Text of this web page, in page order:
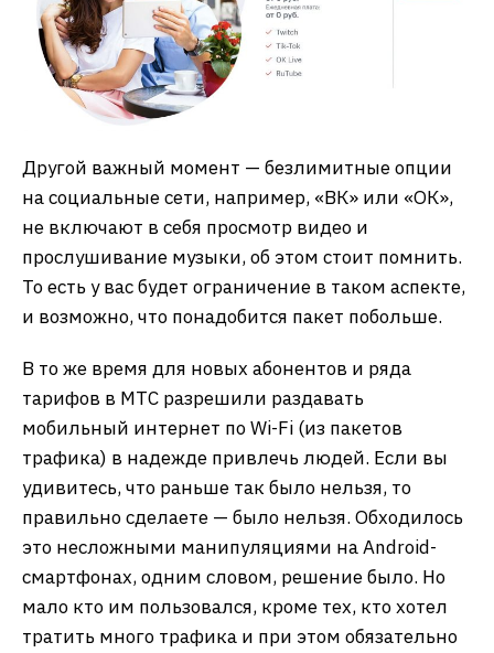
Другой важный момент — безлимитные опции
на социальные сети, например, «ВК» или «ОК»,
не включают в себя просмотр видео и
прослушивание музыки, об этом стоит помнить.
То есть у вас будет ограничение в таком аспекте,
и возможно, что понадобится пакет побольше.
В то же время для новых абонентов и ряда
тарифов в МТС разрешили раздавать
мобильный интернет по Wi-Fi (из пакетов
трафика) в надежде привлечь людей. Если вы
удивитесь, что раньше так было нельзя, то
правильно сделаете — было нельзя. Обходилось
это несложными манипуляциями на Android-
смартфонах, одним словом, решение было. Но
мало кто им пользовался, кроме тех, кто хотел
тратить много трафика и при этом обязательно